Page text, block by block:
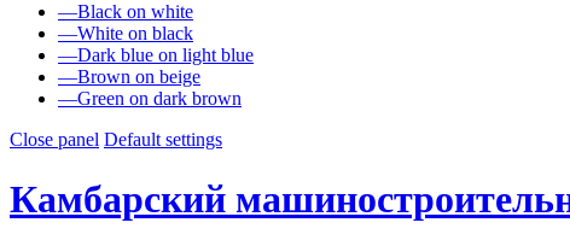
—Black on white
—White on black
—Dark blue on light blue
—Brown on beige
—Green on dark brown
Close panel Default settings
Камбарский